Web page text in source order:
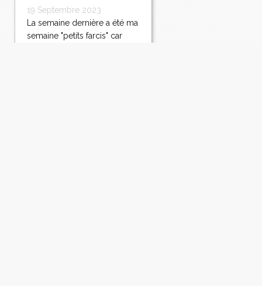
19 Septembre 2023
La semaine dernière a été ma
semaine "petits farcis" car